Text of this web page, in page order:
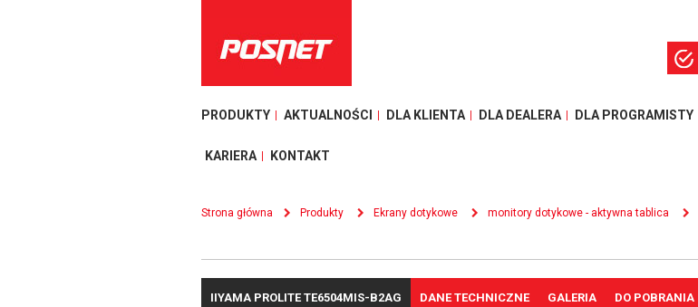
PRODUKTY AKTUALNOŚCI DLA KLIENTA DLA DEALERA DLA PROGRAMISTY
KARIERA KONTAKT
Strona główna Produkty Ekrany dotykowe monitory dotykowe - aktywna tablica
IIYAMA PROLITE TE6504MIS-B2AG DANE TECHNICZNE GALERIA DO POBRANIA